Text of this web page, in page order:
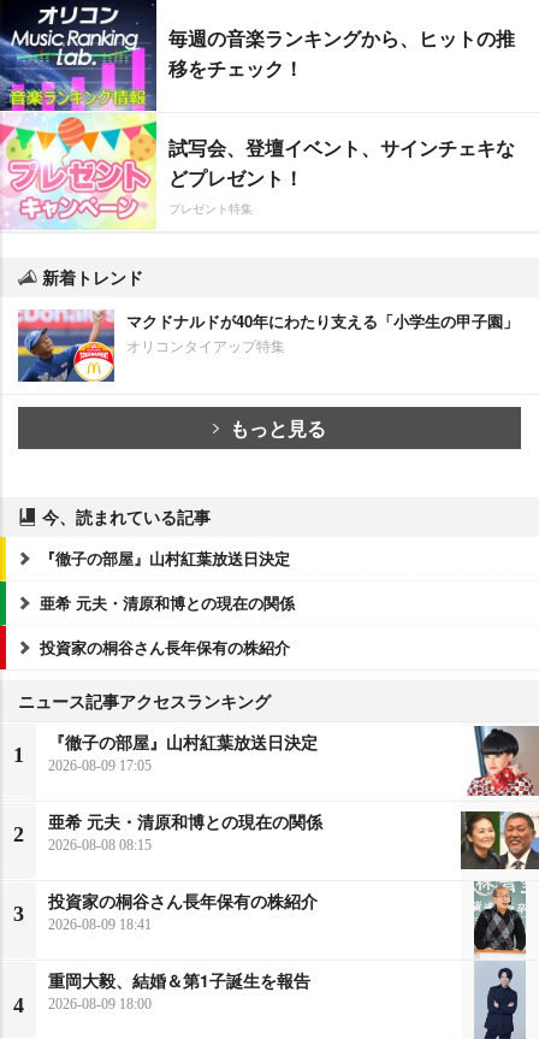
毎週の音楽ランキングから、ヒットの推
移をチェック！
試写会、登壇イベント、サインチェキな
どプレゼント！
プレゼント特集
新着トレンド
マクドナルドが40年にわたり支える「小学生の甲子園」
オリコンタイアップ特集
もっと見る
今、読まれている記事
『徹子の部屋』山村紅葉放送日決定
亜希 元夫・清原和博との現在の関係
投資家の桐谷さん長年保有の株紹介
ニュース記事アクセスランキング
1
『徹子の部屋』山村紅葉放送日決定
2026-08-09 17:05
2
亜希 元夫・清原和博との現在の関係
2026-08-08 08:15
3
投資家の桐谷さん長年保有の株紹介
2026-08-09 18:41
4
重岡大毅、結婚＆第1子誕生を報告
2026-08-09 18:00